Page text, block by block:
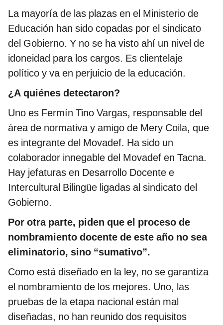
La mayoría de las plazas en el Ministerio de
Educación han sido copadas por el sindicato
del Gobierno. Y no se ha visto ahí un nivel de
idoneidad para los cargos. Es clientelaje
político y va en perjuicio de la educación.
¿A quiénes detectaron?
Uno es Fermín Tino Vargas, responsable del
área de normativa y amigo de Mery Coila, que
es integrante del Movadef. Ha sido un
colaborador innegable del Movadef en Tacna.
Hay jefaturas en Desarrollo Docente e
Intercultural Bilingüe ligadas al sindicato del
Gobierno.
Por otra parte, piden que el proceso de
nombramiento docente de este año no sea
eliminatorio, sino “sumativo”.
Como está diseñado en la ley, no se garantiza
el nombramiento de los mejores. Uno, las
pruebas de la etapa nacional están mal
diseñadas, no han reunido dos requisitos